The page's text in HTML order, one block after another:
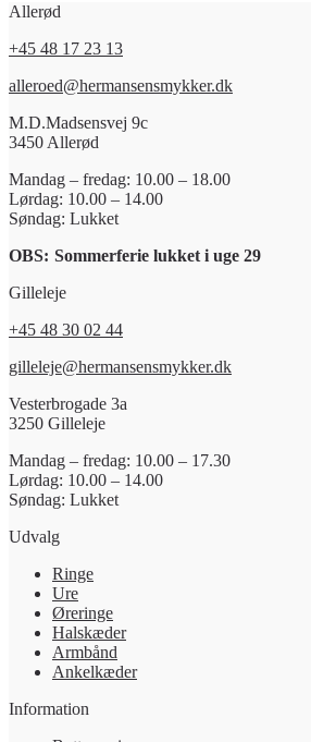
Allerød
+45 48 17 23 13
alleroed@hermansensmykker.dk
M.D.Madsensvej 9c
3450 Allerød
Mandag – fredag: 10.00 – 18.00
Lørdag: 10.00 – 14.00
Søndag: Lukket
OBS: Sommerferie lukket i uge 29
Gilleleje
+45 48 30 02 44
gilleleje@hermansensmykker.dk
Vesterbrogade 3a
3250 Gilleleje
Mandag – fredag: 10.00 – 17.30
Lørdag: 10.00 – 14.00
Søndag: Lukket
Udvalg
Ringe
Ure
Øreringe
Halskæder
Armbånd
Ankelkæder
Information